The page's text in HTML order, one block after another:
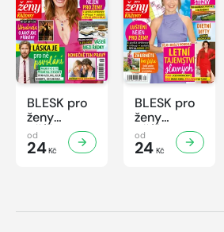
BLESK pro
ženy
KŘÍŽOVKY
- 8/2026
od
24Kč
BLESK pro
ženy
KŘÍŽOVKY
- 7/2026
od
24Kč